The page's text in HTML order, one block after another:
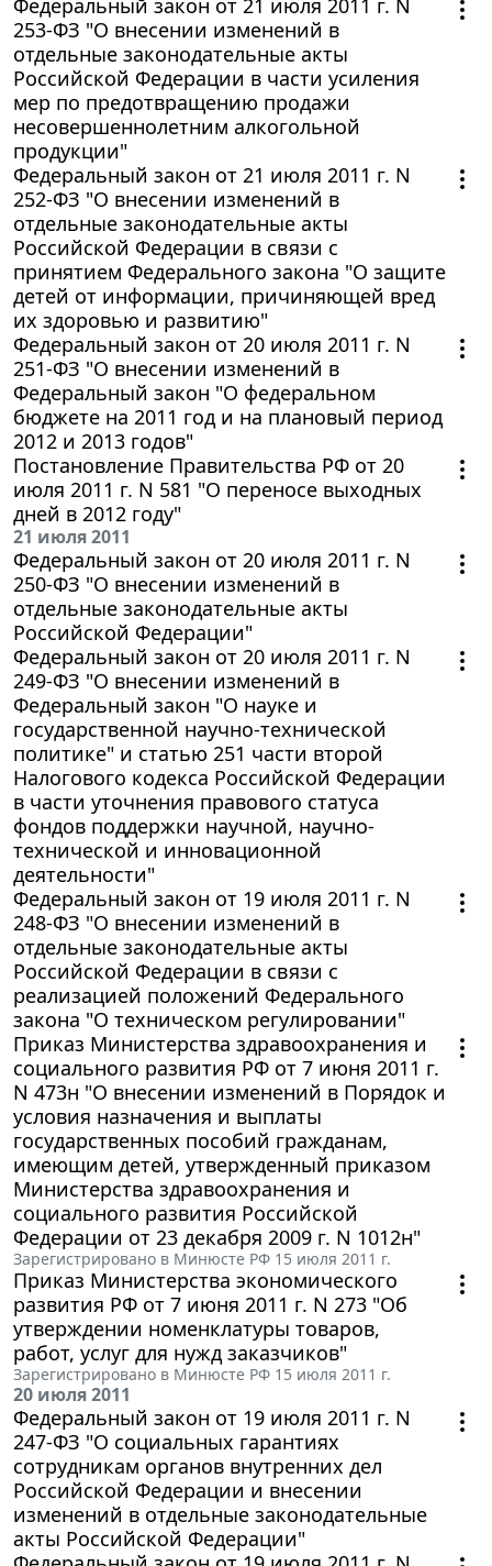
253-ФЗ "О внесении изменений в
отдельные законодательные акты
Российской Федерации в части усиления
мер по предотвращению продажи
несовершеннолетним алкогольной
продукции"
Федеральный закон от 21 июля 2011 г. N
252-ФЗ "О внесении изменений в
отдельные законодательные акты
Российской Федерации в связи с
принятием Федерального закона "О защите
детей от информации, причиняющей вред
их здоровью и развитию"
Федеральный закон от 20 июля 2011 г. N
251-ФЗ "О внесении изменений в
Федеральный закон "О федеральном
бюджете на 2011 год и на плановый период
2012 и 2013 годов"
Постановление Правительства РФ от 20
июля 2011 г. N 581 "О переносе выходных
дней в 2012 году"
21 июля 2011
Федеральный закон от 20 июля 2011 г. N
250-ФЗ "О внесении изменений в
отдельные законодательные акты
Российской Федерации"
Федеральный закон от 20 июля 2011 г. N
249-ФЗ "О внесении изменений в
Федеральный закон "О науке и
государственной научно-технической
политике" и статью 251 части второй
Налогового кодекса Российской Федерации
в части уточнения правового статуса
фондов поддержки научной, научно-
технической и инновационной
деятельности"
Федеральный закон от 19 июля 2011 г. N
248-ФЗ "О внесении изменений в
отдельные законодательные акты
Российской Федерации в связи с
реализацией положений Федерального
закона "О техническом регулировании"
Приказ Министерства здравоохранения и
социального развития РФ от 7 июня 2011 г.
N 473н "О внесении изменений в Порядок и
условия назначения и выплаты
государственных пособий гражданам,
имеющим детей, утвержденный приказом
Министерства здравоохранения и
социального развития Российской
Федерации от 23 декабря 2009 г. N 1012н"
Зарегистрировано в Минюсте РФ 15 июля 2011 г.
Приказ Министерства экономического
развития РФ от 7 июня 2011 г. N 273 "Об
утверждении номенклатуры товаров,
работ, услуг для нужд заказчиков"
Зарегистрировано в Минюсте РФ 15 июля 2011 г.
20 июля 2011
Федеральный закон от 19 июля 2011 г. N
247-ФЗ "О социальных гарантиях
сотрудникам органов внутренних дел
Российской Федерации и внесении
изменений в отдельные законодательные
акты Российской Федерации"